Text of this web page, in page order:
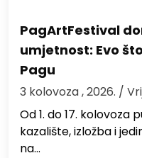
PagArtFestival
umjetnost: Evo
Pagu
3 kolovoza , 2026. /
Od 1. do 17. kolovoza
kazalište, izložba i
na…